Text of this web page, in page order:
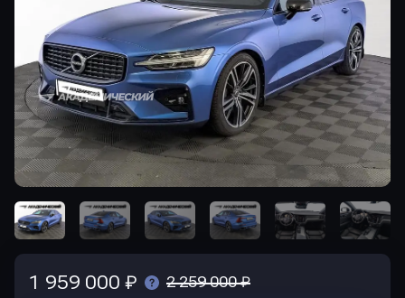
1 959 000 ₽ 2 259 000 ₽